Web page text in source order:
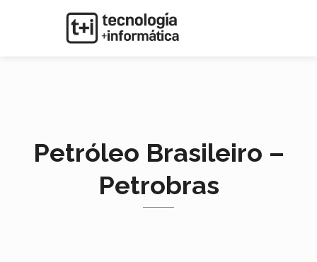
Petróleo Brasileiro –
Petrobras